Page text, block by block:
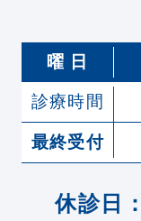
曜 日
診療時間
最終受付
休診日